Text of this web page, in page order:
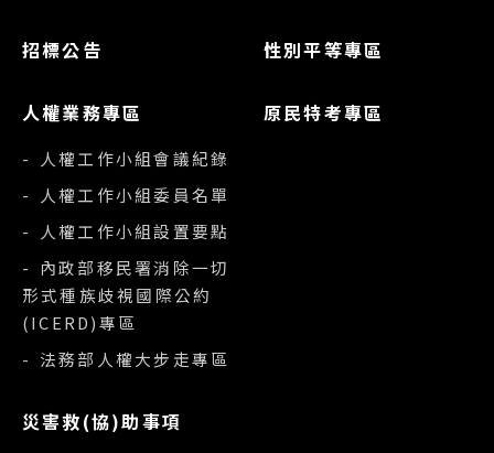
招標公告 性別平等專區
人權業務專區
- 人權工作小組會議紀錄
- 人權工作小組委員名單
- 人權工作小組設置要點
- 內政部移民署消除一切
形式種族歧視國際公約
(ICERD)專區
- 法務部人權大步走專區
原民特考專區
災害救(協)助事項